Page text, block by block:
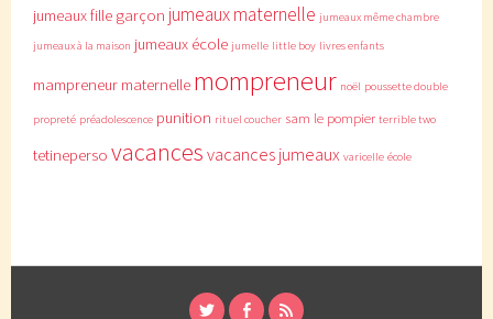
jumeaux fille garçon jumeaux maternelle jumeaux même chambre
jumeaux à la maison jumeaux école jumelle little boy livres enfants
mampreneur maternelle mompreneur noël poussette double
propreté préadolescence punition rituel coucher sam le pompier terrible two
tetineperso vacances vacances jumeaux varicelle école